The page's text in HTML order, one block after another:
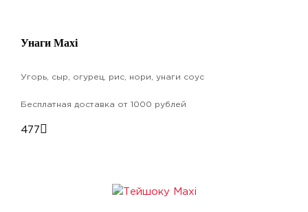
Унаги Maxi
Угорь, сыр, огурец, рис, нори, унаги соус
Бесплатная доставка от 1000 рублей
477